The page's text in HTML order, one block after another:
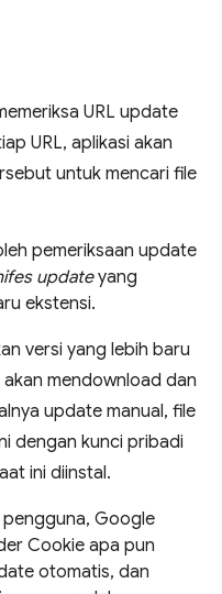
URL update
URL, aplikasi akan
untuk mencari file
pemeriksaan update
updateyang
ekstensi.
versi yang lebih baru
mendownload dan
update manual, file
dengan kunci pribadi
ini diinstal.
pengguna, Google
Cookie apa pun
otomatis, dan